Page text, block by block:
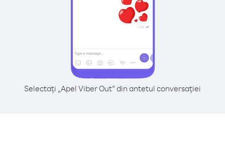
Selectați „Apel Viber Out” din antetul conversației